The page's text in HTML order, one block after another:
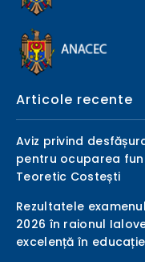
Articole recente
Aviz privind
pentru ocuparea
Teoretic Costești
Rezultatele
2026 în raionul
excelență în educație